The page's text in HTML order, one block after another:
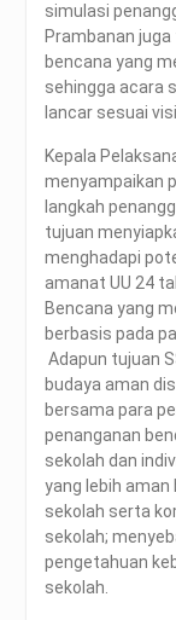
simulasi
Prambanan
bencana yang
sehingga acara
lancar sesuai
Kepala
menyampaikan
langkah
tujuan
menghadapi
amanat UU 24
Bencana yang
berbasis pada
Adapun tujuan
budaya aman
bersama para
penanganan
sekolah dan
yang lebih
sekolah serta
sekolah;
pengetahuan
sekolah.